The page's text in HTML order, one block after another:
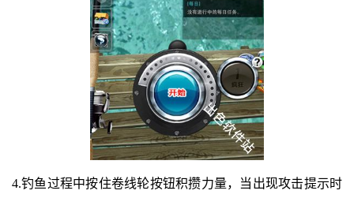
4.钓鱼过程中按住卷线轮按钮积攒力量，当出现攻击提示时